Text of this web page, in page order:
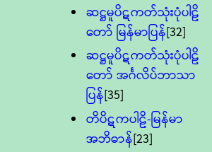
ဆဋ္ဌမူပိဋကတ်သုံးပုံပါဠိ
တော် မြန်မာပြန်[32]
ဆဋ္ဌမူပိဋကတ်သုံးပုံပါဠိ
တော် အင်္ဂလိပ်ဘာသာ
ပြန်[35]
တိပိဋကပါဠိ-မြန်မာ
အဘိဓာန်[23]